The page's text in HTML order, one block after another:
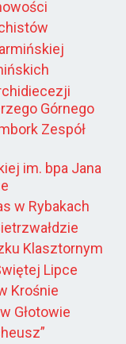
Górnego
Zespół
im. bpa Jana
w Rybakach
Klasztornym
Lipce
Krośnie
Głotowie